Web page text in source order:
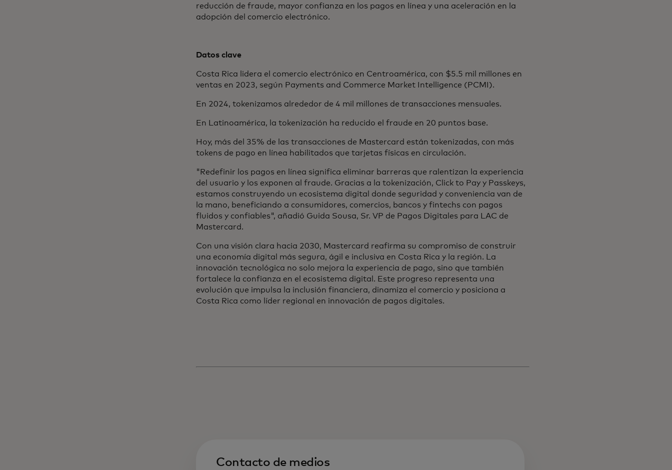
reducción de fraude, mayor confianza en los pagos en línea y una aceleración en la
adopción del comercio electrónico.
Datos clave
Costa Rica lidera el comercio electrónico en Centroamérica, con $5.5 mil millones en
ventas en 2023, según Payments and Commerce Market Intelligence (PCMI).
En 2024, tokenizamos alrededor de 4 mil millones de transacciones mensuales.
En Latinoamérica, la tokenización ha reducido el fraude en 20 puntos base.
Hoy, más del 35% de las transacciones de Mastercard están tokenizadas, con más
tokens de pago en línea habilitados que tarjetas físicas en circulación.
"Redefinir los pagos en línea significa eliminar barreras que ralentizan la experiencia
del usuario y los exponen al fraude. Gracias a la tokenización, Click to Pay y Passkeys,
estamos construyendo un ecosistema digital donde seguridad y conveniencia van de
la mano, beneficiando a consumidores, comercios, bancos y fintechs con pagos
fluidos y confiables", añadió Guida Sousa, Sr. VP de Pagos Digitales para LAC de
Mastercard.
Con una visión clara hacia 2030, Mastercard reafirma su compromiso de construir
una economía digital más segura, ágil e inclusiva en Costa Rica y la región. La
innovación tecnológica no solo mejora la experiencia de pago, sino que también
fortalece la confianza en el ecosistema digital. Este progreso representa una
evolución que impulsa la inclusión financiera, dinamiza el comercio y posiciona a
Costa Rica como líder regional en innovación de pagos digitales.
Contacto de medios